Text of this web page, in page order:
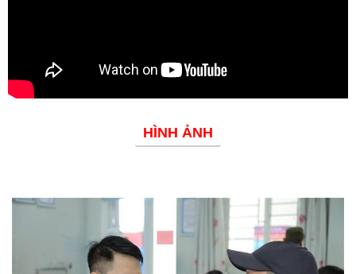
HÌNH ẢNH
Phòng chống dịch bệnh